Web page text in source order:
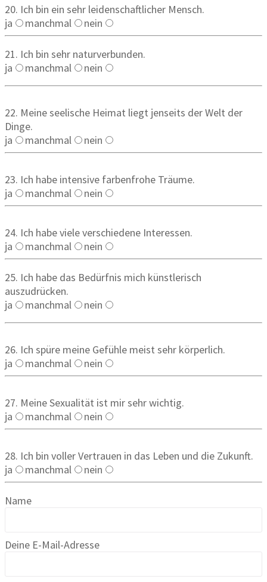
20. Ich bin ein sehr leidenschaftlicher Mensch.
ja
manchmal nein
21. Ich bin sehr naturverbunden.
ja
manchmal nein
22. Meine seelische Heimat liegt jenseits der Welt der
Dinge.
ja
manchmal nein
23. Ich habe intensive farbenfrohe Träume.
ja
manchmal nein
24. Ich habe viele verschiedene Interessen.
ja
manchmal nein
25. Ich habe das Bedürfnis mich künstlerisch
auszudrücken.
ja
manchmal nein
26. Ich spüre meine Gefühle meist sehr körperlich.
ja
manchmal nein
27. Meine Sexualität ist mir sehr wichtig.
ja
manchmal nein
28. Ich bin voller Vertrauen in das Leben und die Zukunft.
ja
manchmal nein
Name
Deine E-Mail-Adresse